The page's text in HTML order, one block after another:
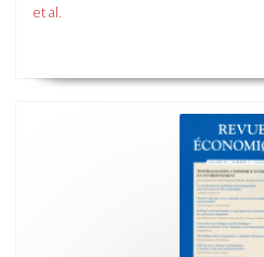
et al.